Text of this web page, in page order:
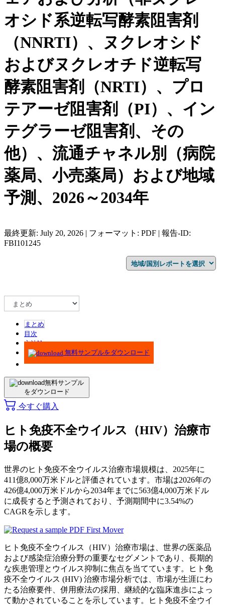
オシド系逆転写酵素阻害剤
（NNRTI）、ヌクレオシド
およびヌクレオチド逆転写
酵素阻害剤（NRTI）、プロ
テアーゼ阻害剤（PI）、イン
テグラーゼ阻害剤、その
他）、流通チャネル別（病院
薬局、小売薬局）および地域
予測、2026～2034年
最終更新: July 20, 2026 | フォーマット: PDF | 報告-ID:
FBI101245
まとめ
目次
方法論
無料サンプルをダウンロード
無料サンプル
をダウンロード
今すぐ購入
ヒト免疫不全ウイルス（HIV）治療市
場の概要
世界のヒト免疫不全ウイルス治療市場規模は、2025年に
411億8,000万米ドルと評価されています。市場は2026年の
426億4,000万米ドルから2034年までに563億4,000万米ドル
に成長すると予測されており、予測期間中に3.54%の
CAGRを示します。
ヒト免疫不全ウイルス（HIV）治療市場は、世界の医薬品
および感染症治療分野の重要なセグメントであり、長期的
な疾患管理とウイルス抑制に焦点を当てています。ヒト免
疫不全ウイルス (HIV) 治療市場分析では、市場が生涯にわ
たる治療要件、併用療法の採用、継続的な臨床進歩によっ
て動かされていることを示しています。ヒト免疫不全ウイ